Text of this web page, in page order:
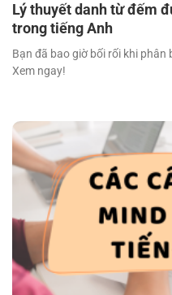
Lý thuyết danh từ đếm
trong tiếng Anh
Bạn đã bao giờ bối rối khi
Xem ngay!